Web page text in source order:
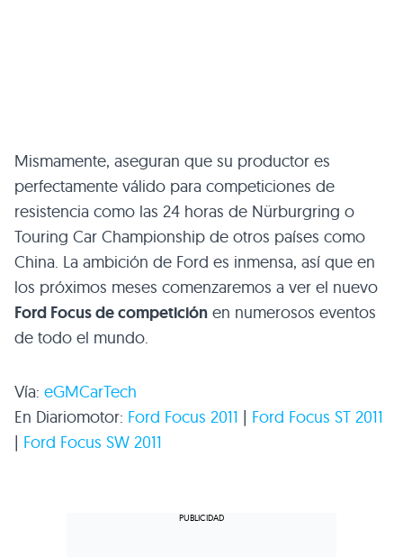
Mismamente, aseguran que su productor es
perfectamente válido para competiciones de
resistencia como las 24 horas de Nürburgring o
Touring Car Championship de otros países como
China. La ambición de Ford es inmensa, así que en
los próximos meses comenzaremos a ver el nuevo
Ford Focus de competición en numerosos eventos
de todo el mundo.
Vía: eGMCarTech
En Diariomotor: Ford Focus 2011 | Ford Focus ST 2011
| Ford Focus SW 2011